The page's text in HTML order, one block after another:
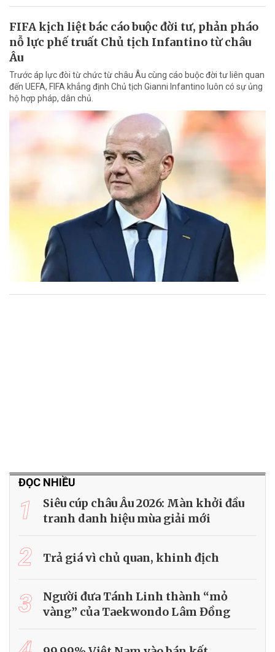
FIFA kịch liệt bác cáo buộc đời tư, phản pháo
nỗ lực phế truất Chủ tịch Infantino từ châu
Âu
Trước áp lực đòi từ chức từ châu Âu cùng cáo buộc đời tư liên quan
đến UEFA, FIFA khẳng định Chủ tịch Gianni Infantino luôn có sự ủng
hộ hợp pháp, dân chủ.
ĐỌC NHIỀU
1
Siêu cúp châu Âu 2026: Màn khởi đầu
tranh danh hiệu mùa giải mới
2 Trả giá vì chủ quan, khinh địch
3
Người đưa Tánh Linh thành “mỏ
vàng” của Taekwondo Lâm Đồng